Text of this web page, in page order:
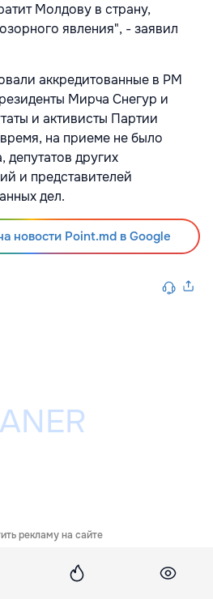
Молдову в страну,
явления", - заявил
аккредитованные в РМ
Мирча Снегур и
и активисты Партии
на приеме не было
депутатов других
и представителей
дел.
новости Point.md в Google
рекламу на сайте